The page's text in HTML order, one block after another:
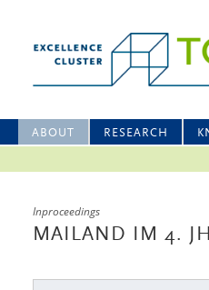
ABOUT RESEARCH
Inproceedings
MAILAND IM 4.